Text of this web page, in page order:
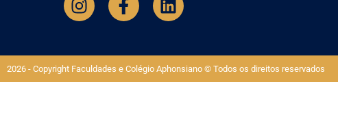
2026 - Copyright Faculdades e Colégio Aphonsiano © Todos os direitos reservados​